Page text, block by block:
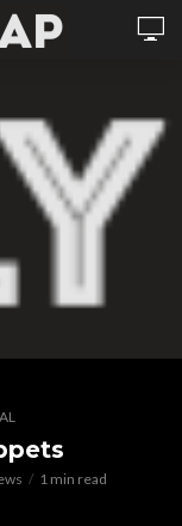
1 min read